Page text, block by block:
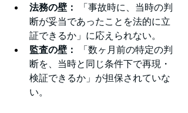
法務の壁：
「事故時に、当時の判
断が妥当であったことを法的に立
証できるか」に応えられない。
監査の壁：
「数ヶ月前の特定の判
断を、当時と同じ条件下で再現・
検証できるか」が担保されていな
い。